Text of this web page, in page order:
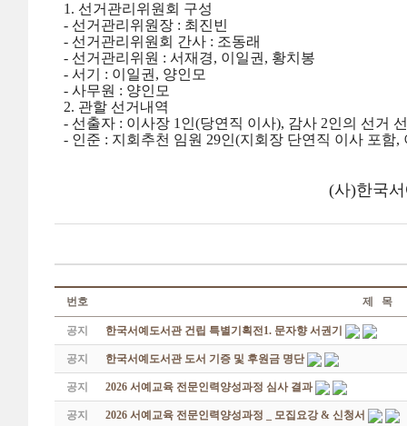
1. 선거관리위원회 구성
- 선거관리위원장 : 최진빈
- 선거관리위원회 간사 : 조동래
- 선거관리위원 : 서재경, 이일권, 황치봉
- 서기 : 이일권, 양인모
- 사무원 : 양인모
2. 관할 선거내역
- 선출자 : 이사장 1인(당연직 이사), 감사 2인의 선거
- 인준 : 지회추천 임원 29인(지회장 단연직 이사 포함
(사)한국
번호 제 목
공지 한국서예도서관 건립 특별기획전1. 문자향 서권기
공지 한국서예도서관 도서 기증 및 후원금 명단
공지 2026 서예교육 전문인력양성과정 심사 결과
공지 2026 서예교육 전문인력양성과정 _ 모집요강 & 신청서